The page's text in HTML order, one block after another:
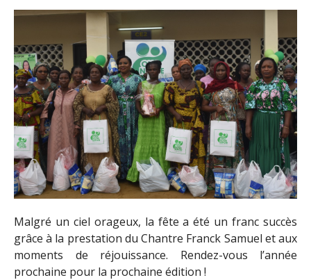
Malgré un ciel orageux, la fête a été un franc succès
grâce à la prestation du Chantre Franck Samuel et aux
moments de réjouissance. Rendez-vous l’année
prochaine pour la prochaine édition !